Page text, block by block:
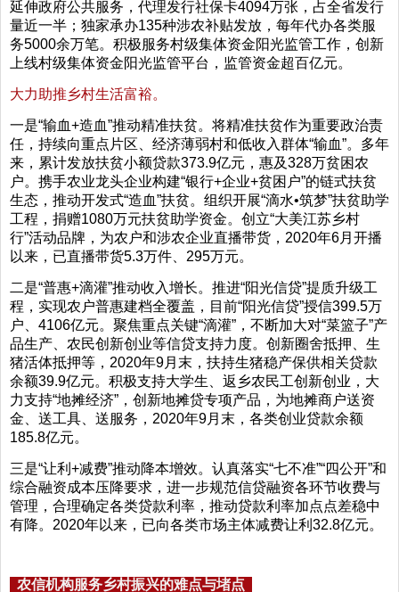
延伸政府公共服务，代理发行社保卡4094万张，占全省发行
量近一半；独家承办135种涉农补贴发放，每年代办各类服
务5000余万笔。积极服务村级集体资金阳光监管工作，创新
上线村级集体资金阳光监管平台，监管资金超百亿元。
大力助推乡村生活富裕。
一是“输血+造血”推动精准扶贫。将精准扶贫作为重要政治责
任，持续向重点片区、经济薄弱村和低收入群体“输血”。多年
来，累计发放扶贫小额贷款373.9亿元，惠及328万贫困农
户。携手农业龙头企业构建“银行+企业+贫困户”的链式扶贫
生态，推动开发式“造血”扶贫。组织开展“滴水•筑梦”扶贫助学
工程，捐赠1080万元扶贫助学资金。创立“大美江苏乡村
行”活动品牌，为农户和涉农企业直播带货，2020年6月开播
以来，已直播带货5.3万件、295万元。
二是“普惠+滴灌”推动收入增长。推进“阳光信贷”提质升级工
程，实现农户普惠建档全覆盖，目前“阳光信贷”授信399.5万
户、4106亿元。聚焦重点关键“滴灌”，不断加大对“菜篮子”产
品生产、农民创新创业等信贷支持力度。创新圈舍抵押、生
猪活体抵押等，2020年9月末，扶持生猪稳产保供相关贷款
余额39.9亿元。积极支持大学生、返乡农民工创新创业，大
力支持“地摊经济”，创新地摊贷专项产品，为地摊商户送资
金、送工具、送服务，2020年9月末，各类创业贷款余额
185.8亿元。
三是“让利+减费”推动降本增效。认真落实“七不准”“四公开”和
综合融资成本压降要求，进一步规范信贷融资各环节收费与
管理，合理确定各类贷款利率，推动贷款利率加点点差稳中
有降。2020年以来，已向各类市场主体减费让利32.8亿元。
农信机构服务乡村振兴的难点与堵点